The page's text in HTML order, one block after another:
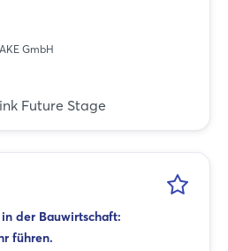
GmbH
Future Stage
der Bauwirtschaft:
führen.